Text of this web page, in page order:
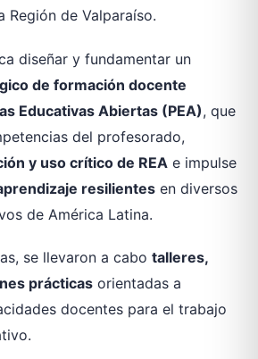
Región de Valparaíso.
diseñar y fundamentar un
de formación docente
Educativas Abiertas (PEA), que
del profesorado,
y uso crítico de REA e impulse
resilientes en diversos
de América Latina.
se llevaron a cabo talleres,
prácticas orientadas a
docentes para el trabajo